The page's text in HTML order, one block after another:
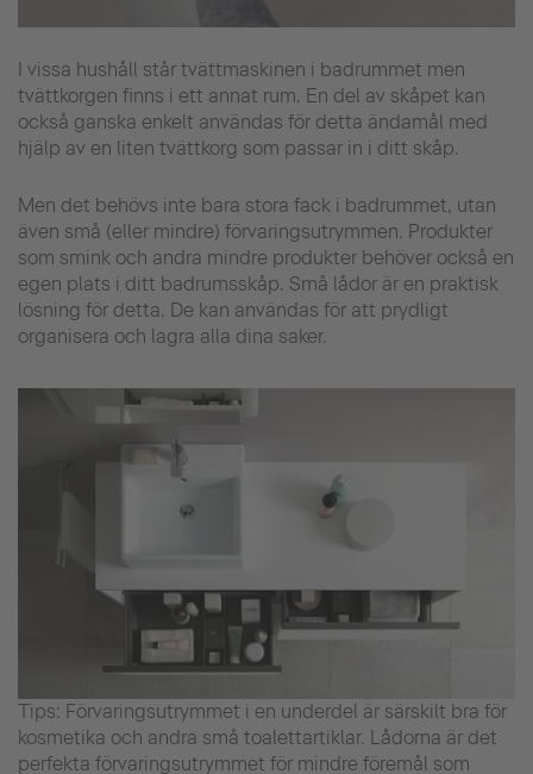
I vissa hushåll står tvättmaskinen i badrummet men
tvättkorgen finns i ett annat rum. En del av skåpet kan
också ganska enkelt användas för detta ändamål med
hjälp av en liten tvättkorg som passar in i ditt skåp.
Men det behövs inte bara stora fack i badrummet, utan
även små (eller mindre) förvaringsutrymmen. Produkter
som smink och andra mindre produkter behöver också en
egen plats i ditt badrumsskåp. Små lådor är en praktisk
lösning för detta. De kan användas för att prydligt
organisera och lagra alla dina saker.
Tips: Förvaringsutrymmet i en underdel är särskilt bra för
kosmetika och andra små toalettartiklar. Lådorna är det
perfekta förvaringsutrymmet för mindre föremål som